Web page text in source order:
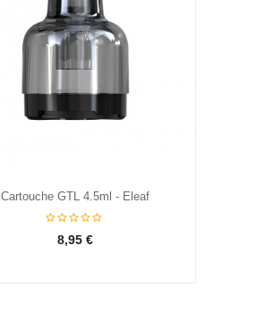
Cartouche GTL 4.5ml - Eleaf
8,95 €